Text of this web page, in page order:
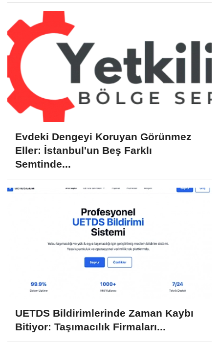
Evdeki Dengeyi Koruyan Görünmez
Eller: İstanbul'un Beş Farklı
Semtinde...
UETDS Bildirimlerinde Zaman Kaybı
Bitiyor: Taşımacılık Firmaları...